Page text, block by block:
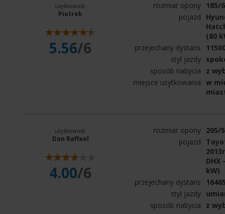
użytkownik:
Piotrek
5.56/6
rozmiar opony 185/
pojazd
(80
przejechany dystans
styl jazdy
sposób nabycia
z
miejsce użytkowania w
użytkownik:
Don Raffael
4.00/6
rozmiar opony 205/
pojazd
DHX
kW)
przejechany dystans
styl jazdy
sposób nabycia
z